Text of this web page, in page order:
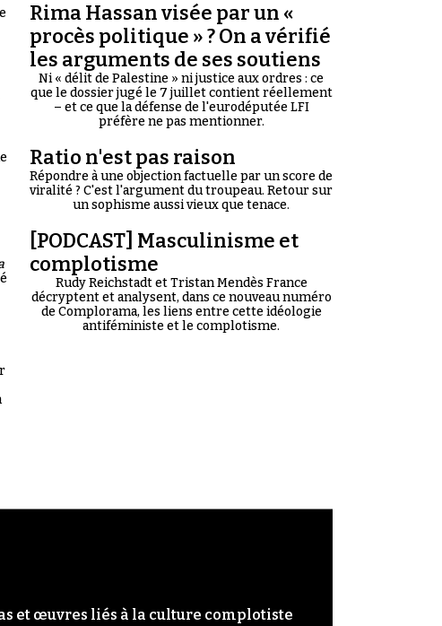
Rima Hassan visée par un «
procès politique » ? On a vérifié
les arguments de ses soutiens
Ni « délit de Palestine » ni justice aux ordres : ce
que le dossier jugé le 7 juillet contient réellement
– et ce que la défense de l'eurodéputée LFI
préfère ne pas mentionner.
Ratio n'est pas raison
Répondre à une objection factuelle par un score de
viralité ? C'est l'argument du troupeau. Retour sur
un sophisme aussi vieux que tenace.
[PODCAST] Masculinisme et
complotisme
Rudy Reichstadt et Tristan Mendès France
décryptent et analysent, dans ce nouveau numéro
de Complorama, les liens entre cette idéologie
antiféministe et le complotisme.
et œuvres liés à la culture complotiste